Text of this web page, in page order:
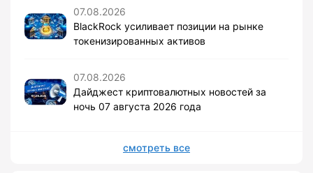
07.08.2026
BlackRock усиливает позиции на рынке
токенизированных активов
07.08.2026
Дайджест криптовалютных новостей за
ночь 07 августа 2026 года
смотреть все